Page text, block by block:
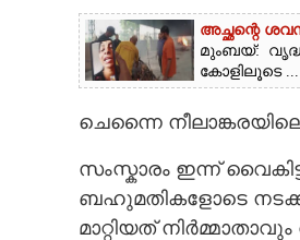
CONTACT US
അച്ഛന്റെ
മുംബയ്:
കോളിലൂടെ ...
ചെന്നൈ
സംസ്കാരം ഇന്ന്
ബഹുമതികളോടെ
മാറ്റിയത്